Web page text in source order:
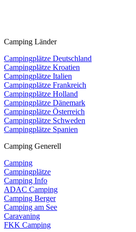
Camping Länder
Campingplätze Deutschland
Campingplätze Kroatien
Campingplätze Italien
Campingplätze Frankreich
Campingplätze Holland
Campingplätze Dänemark
Campingplätze Österreich
Campingplätze Schweden
Campingplätze Spanien
Camping Generell
Camping
Campingplätze
Camping Info
ADAC Camping
Camping Berger
Camping am See
Caravaning
FKK Camping